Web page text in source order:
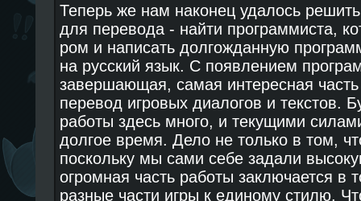
Теперь же нам наконец удалось
для перевода - найти программиста,
ром и написать долгожданную
на русский язык. С появлением
завершающая, самая интересная
перевод игровых диалогов и текстов.
работы здесь много, и текущими
долгое время. Дело не только в том,
поскольку мы сами себе задали
огромная часть работы заключается в
разные части игры к единому стилю.